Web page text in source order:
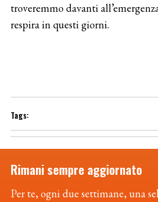
troveremmo davanti
respira in questi giorni.
Rimani sempre aggiornato
Per te, ogni due settimane, una